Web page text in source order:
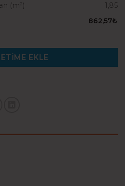
(m²)
1,85
862,57₺
adet
EKLE